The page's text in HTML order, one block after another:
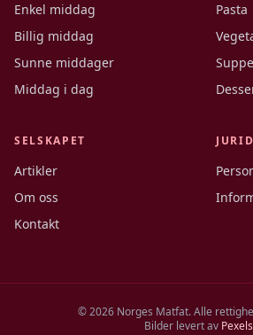
Enkel middag
Billig middag
Sunne middager
Middag i dag
Pasta
Suppe
SELSKAPET
Artikler
Om oss
Kontakt
©2026Norges Matfat. Alle
Bilder levert av Pexels